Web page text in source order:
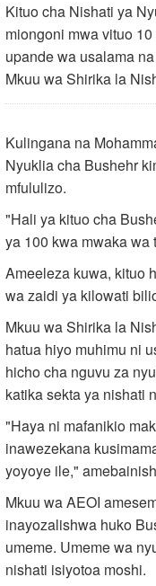
Kituo cha Nishati ya
miongoni mwa vituo
upande wa usalama
Mkuu wa Shirika la
Kulingana na
Nyuklia cha Bushehr
mfululizo.
"Hali ya kituo cha
ya 100 kwa mwaka wa
Ameeleza kuwa, kituo
wa zaidi ya kilowati
Mkuu wa Shirika la
hatua hiyo muhimu ni
hicho cha nguvu za
katika sekta ya nishati
"Haya ni mafanikio
inawezekana
yoyoye ile,"
Mkuu wa AEOI
inayozalishwa huko
umeme. Umeme wa
nishati isiyotoa moshi.